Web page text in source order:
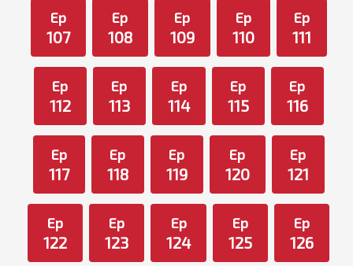
Ep
107
Ep
108
Ep
109
Ep
110
Ep
111
Ep
112
Ep
113
Ep
114
Ep
115
Ep
116
Ep
117
Ep
118
Ep
119
Ep
120
Ep
121
Ep
122
Ep
123
Ep
124
Ep
125
Ep
126